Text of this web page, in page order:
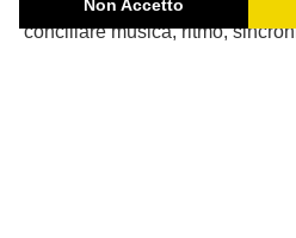
Non Accetto
conciliare musica, ritmo,